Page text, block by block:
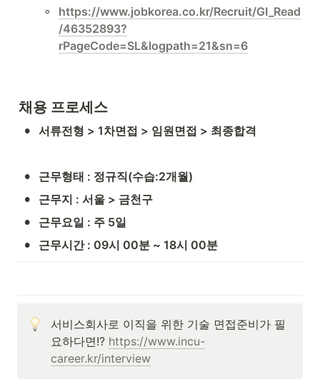
◦
https://www.jobkorea.co.kr/Recruit/GI_Read
/46352893?
rPageCode=SL&logpath=21&sn=6
채용 프로세스
• 서류전형 > 1차면접 > 임원면접 > 최종합격
• 근무형태 : 정규직(수습:2개월)
• 근무지 : 서울 > 금천구
• 근무요일 : 주 5일
• 근무시간 : 09시 00분 ~ 18시 00분
서비스회사로 이직을 위한 기술 면접준비가 필
요하다면!? https://www.incu-
career.kr/interview